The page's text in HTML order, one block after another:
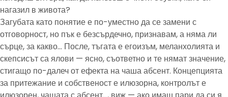
нагазил в живота?
Загубата като понятие е по-уместно да се замени с
отговорност, но пък е безсърдечно, признавам, а няма ли
сърце, за какво… После, тъгата е егоизъм, меланхолията и
скепсисът са ялови — ясно, съответно и те нямат значение,
стигащо по-далеч от ефекта на чаша абсент. Концепцията
за притежание и собственост е илюзорна, контролът е